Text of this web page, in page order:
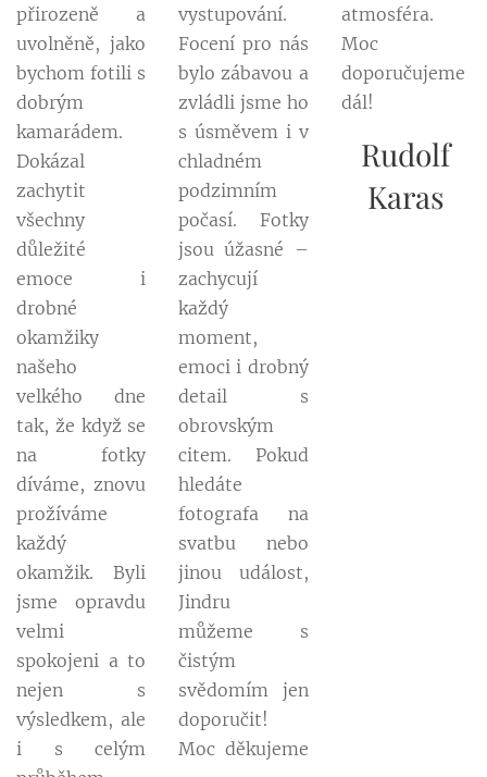
přirozeně a
uvolněně, jako
bychom fotili s
dobrým
kamarádem.
Dokázal
zachytit
všechny
důležité
emoce i
drobné
okamžiky
našeho
velkého dne
tak, že když se
na fotky
díváme, znovu
prožíváme
každý
okamžik. Byli
jsme opravdu
velmi
spokojeni a to
nejen s
výsledkem, ale
i s celým
vystupování.
Focení pro nás
bylo zábavou a
zvládli jsme ho
s úsměvem i v
chladném
podzimním
počasí. Fotky
jsou úžasné –
zachycují
každý
moment,
emoci i drobný
detail s
obrovským
citem. Pokud
hledáte
fotografa na
svatbu nebo
jinou událost,
Jindru
můžeme s
čistým
svědomím jen
doporučit!
Moc děkujeme
atmosféra.
Moc
doporučujeme
dál!
Rudolf
Karas